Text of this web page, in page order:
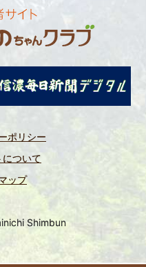
ポリシー
について
ップ
Shimbun